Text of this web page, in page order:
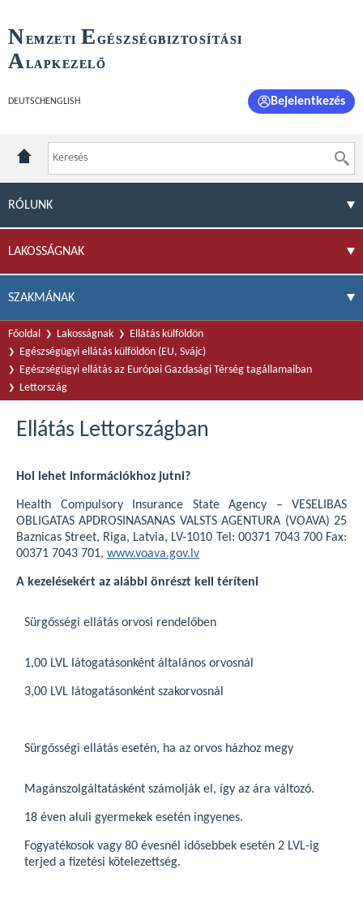
NEMZETI E GÉSZSÉGBIZTOSÍTÁSI
ALAPKEZELŐ
DEUTSCH ENGLISH Bejelentkezés
RÓLUNK
LAKOSSÁGNAK
SZAKMÁNAK
Főoldal Lakosságnak
Ellátás külföldön
Egészségügyi ellátás külföldön (EU, Svájc)
Egészségügyi ellátás az Európai Gazdasági Térség tagállamaiban
Lettország
Ellátás Lettországban
Hol lehet információkhoz jutni?
Health Compulsory Insurance State Agency – VESELIBAS
OBLIGATAS APDROSINASANAS VALSTS AGENTURA (VOAVA) 25
Baznicas Street, Riga, Latvia, LV-1010 Tel: 00371 7043 700 Fax:
00371 7043 701, www.voava.gov.lv
A kezelésekért az alábbi önrészt kell téríteni
Sürgősségi ellátás orvosi rendelőben
1,00 LVL látogatásonként általános orvosnál
3,00 LVL látogatásonként szakorvosnál
Sürgősségi ellátás esetén, ha az orvos házhoz megy
Magánszolgáltatásként számolják el, így az ára változó.
18 éven aluli gyermekek esetén ingyenes.
Fogyatékosok vagy 80 évesnél idősebbek esetén 2 LVL-ig
terjed a fizetési kötelezettség.